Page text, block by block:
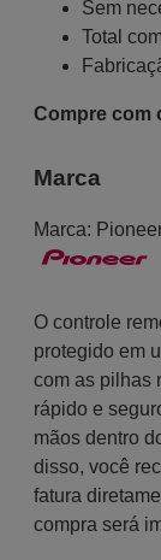
Sem
Total
Compre com
Marca
Marca:
O controle
protegido em
com as pilhas
rápido e
mãos dentro
disso, você
fatura
compra será